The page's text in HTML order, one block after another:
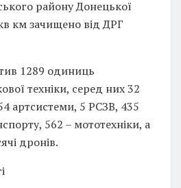
району Донецької
км зачищено від ДРГ
1289 одиниць
техніки, серед них 32
артсистеми, 5 РСЗВ, 435
562 – мототехніки, а
дронів.